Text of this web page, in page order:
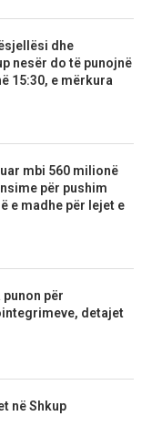
dhe
nesër do të punojnë
15:30, e mërkura
mbi 560 milionë
për pushim
e madhe për lejet e
punon për
detajet
në Shkup